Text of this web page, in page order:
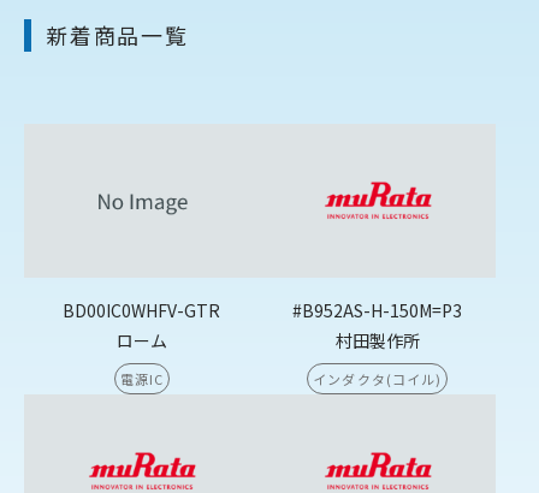
新着商品一覧
BD00IC0WHFV-GTR
ローム
電源IC
#B952AS-H-150M=P3
村田製作所
インダクタ(コイル)